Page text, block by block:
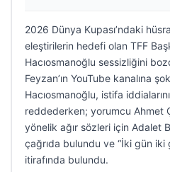
2026 Dünya Kupası’ndaki
eleştirilerin hedefi olan TFF
Hacıosmanoğlu sessizliğini
Feyzan’ın YouTube kanalına
Hacıosmanoğlu, istifa
reddederken; yorumcu Ahmet
yönelik ağır sözleri için Adalet
çağrıda bulundu ve “İki gün iki
itirafında bulundu.